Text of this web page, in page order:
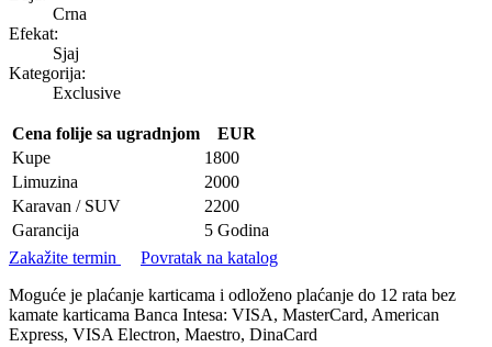
Crna
Efekat:
Sjaj
Kategorija:
Exclusive
Cena folije sa ugradnjom
EUR
Kupe
1800
Limuzina
2000
Karavan / SUV
2200
Garancija
5 Godina
Zakažite termin
Povratak na katalog
Moguće je plaćanje karticama i odloženo plaćanje do 12 rata bez
kamate karticama Banca Intesa: VISA, MasterCard, American
Express, VISA Electron, Maestro, DinaCard